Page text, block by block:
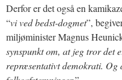
Derfor er det også en
“vi ved bedst-dogmet”,
miljøminister Magnus
synspunkt om, at jeg tror det
repræsentativt demokrati. Og